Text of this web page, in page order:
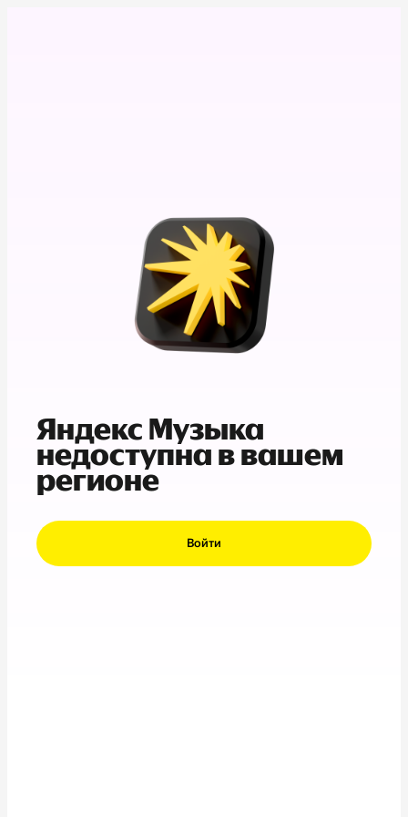
Яндекс Музыка
недоступна в вашем
регионе
Войти